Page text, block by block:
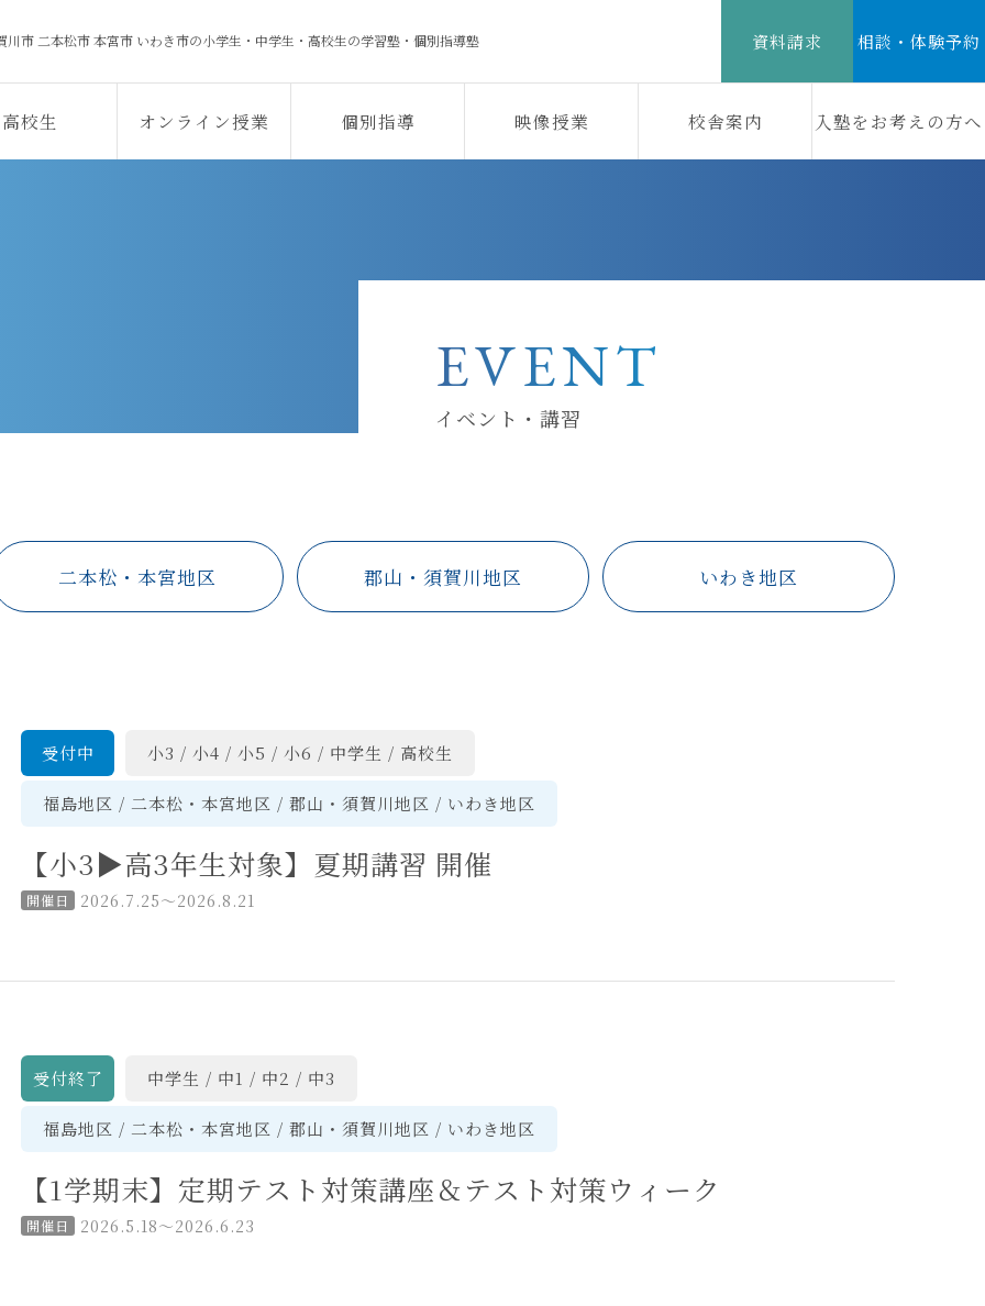
川市 二本松市 本宮市 いわき市の小学生・中学生・高校生の学習塾・個別指導塾 資料請求 相談・体験予約
高校生 オンライン授業 個別指導 映像授業 校舎案内 入塾をお考えの方へ
EVENT
イベント・講習
二本松・本宮地区 郡山・須賀川地区 いわき地区
受付中 小3 小4 小5 小6 中学生 高校生
福島地区 二本松・本宮地区 郡山・須賀川地区 いわき地区
【小3▶高3年生対象】夏期講習 開催
開催日 2026.7.25〜2026.8.21
受付終了 中学生 中1 中2 中3
福島地区 二本松・本宮地区 郡山・須賀川地区 いわき地区
【1学期末】定期テスト対策講座＆テスト対策ウィーク
開催日 2026.5.18〜2026.6.23